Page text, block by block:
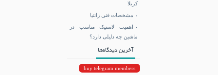
کربلا
مشخصات فنی زانتیا
اهمیت لاستیک مناسب در
ماشین چه دلیلی دارد؟
آخرین دیدگاه‌ها
buy telegram members